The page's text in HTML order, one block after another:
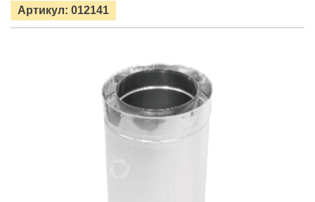
Артикул: 012141